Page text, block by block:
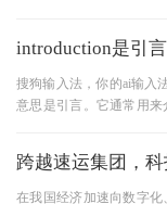
introduction是引
搜狗输入法，你的ai输入
意思是引言。它通常用来
跨越速运集团，
在我国经济加速向数字